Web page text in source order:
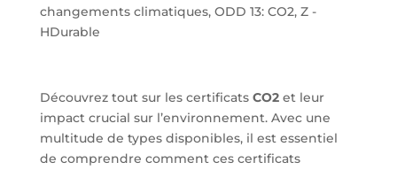
changements climatiques, ODD 13: CO2, Z -
HDurable
Découvrez tout sur les certificats CO2et leur
impact crucial sur l’environnement. Avec une
multitude de types disponibles, il est essentiel
de comprendre comment ces certificats